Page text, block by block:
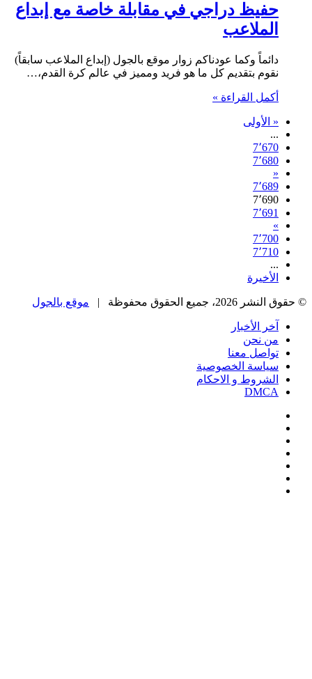
حفيظ دراجي في مقابلة خاصة مع إبداع
الملاعب
دائماً وكما عودناكم زوار موقع بالجول (إبداع الملاعب سابقاً)
نقوم بتقديم كل ما هو فريد ومميز في عالم كرة القدم،…
أكمل القراءة »
« الأولى
...
7٬670
7٬680
«
7٬689
7٬690
7٬691
»
7٬700
7٬710
...
الأخيرة
© حقوق النشر 2026، جميع الحقوق محفوظة | موقع بالجول
آخر الأخبار
من نحن
تواصل معنا
سياسة الخصوصية
الشروط و الاحكام
DMCA